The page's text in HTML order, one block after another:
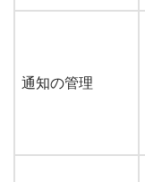
通知の管理